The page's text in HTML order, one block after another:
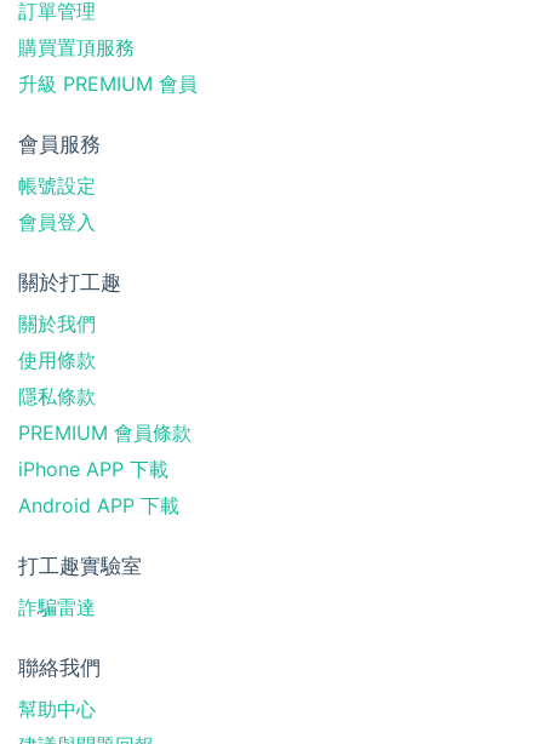
訂單管理
購買置頂服務
升級 PREMIUM 會員
會員服務
帳號設定
會員登入
關於打工趣
關於我們
使用條款
隱私條款
PREMIUM 會員條款
iPhone APP 下載
Android APP 下載
打工趣實驗室
詐騙雷達
聯絡我們
幫助中心